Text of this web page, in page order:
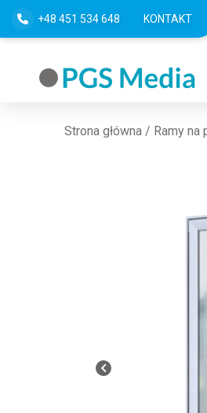
+48 451 534 648 KONTAKT
Strona główna / Ramy na